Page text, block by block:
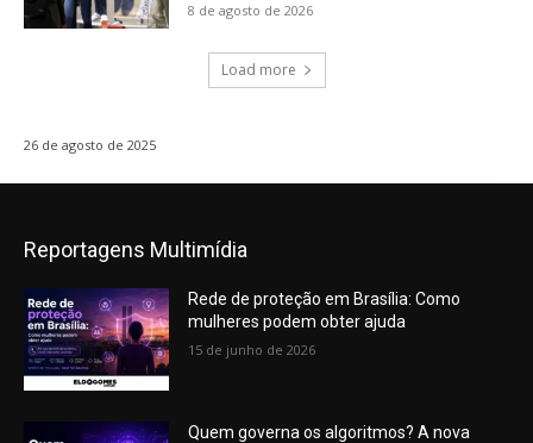
8 de agosto de 2026
Load more
26 de agosto de 2025
Reportagens Multimídia
Rede de proteção em Brasília: Como
mulheres podem obter ajuda
15 de junho de 2026
Quem governa os algoritmos? A nova